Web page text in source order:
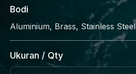
Bodi
Aluminium, Brass, Stainless Steel
Ukuran / Qty